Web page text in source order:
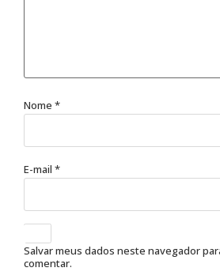
Nome *
E-mail *
Salvar meus dados neste navegador
comentar.